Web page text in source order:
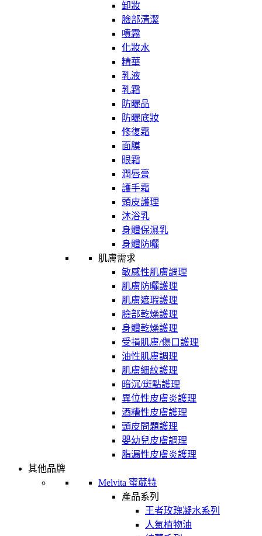
卸妝
臉部清潔
噴霧
化妝水
精華
乳液
乳霜
防曬品
防曬底妝
修復霜
面膜
眼霜
潤唇膏
護手霜
頭皮護理
沐浴乳
身體保濕乳
身體防曬
肌膚需求
敏感性肌膚調理
肌膚防曬護理
肌膚遮瑕護理
臉部乾燥護理
身體乾燥護理
受損肌膚/傷口護理
油性肌膚調理
肌膚細紋護理
暗沉/斑點護理
異位性皮膚炎護理
酒糟性皮膚護理
頭皮問題護理
嬰幼兒皮膚調理
脂漏性皮膚炎護理
其他品牌
Melvita 蜜葳特
產品系列
王者玫瑰凝水系列
人氣植物油